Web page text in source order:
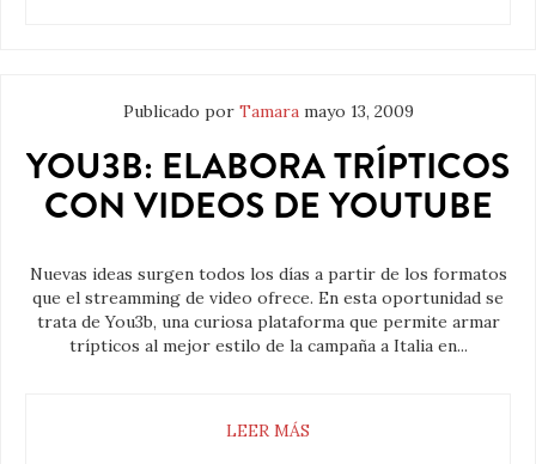
Publicado por Tamara mayo 13, 2009
YOU3B: ELABORA TRÍPTICOS
CON VIDEOS DE YOUTUBE
Nuevas ideas surgen todos los días a partir de los formatos
que el streamming de video ofrece. En esta oportunidad se
trata de You3b, una curiosa plataforma que permite armar
trípticos al mejor estilo de la campaña a Italia en...
LEER MÁS